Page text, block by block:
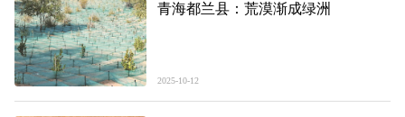
青海都兰县：荒漠渐成绿洲
2025-10-12